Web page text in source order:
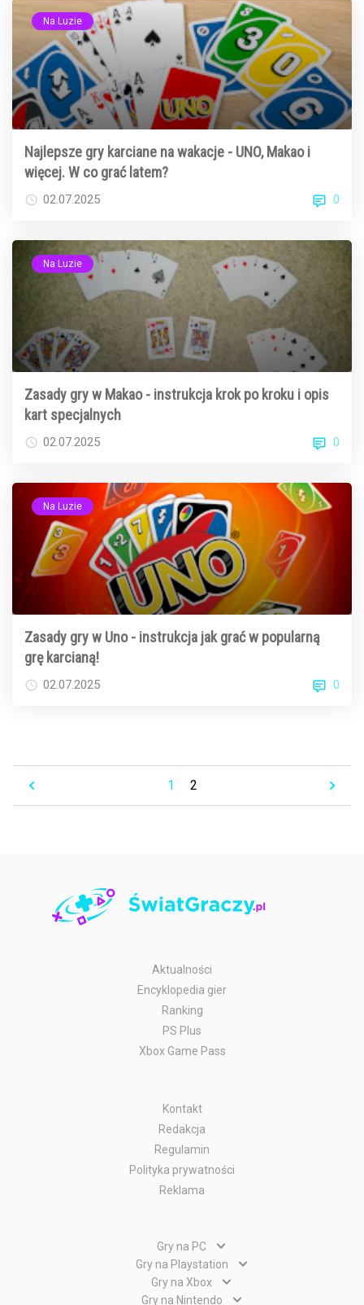
Na Luzie
Najlepsze gry karciane na wakacje - UNO, Makao i
więcej. W co grać latem?
02.07.2025 0
Na Luzie
Zasady gry w Makao - instrukcja krok po kroku i opis
kart specjalnych
02.07.2025 0
Na Luzie
Zasady gry w Uno - instrukcja jak grać w popularną
grę karcianą!
02.07.2025 0
1 2
Aktualności
Encyklopedia gier
Ranking
PS Plus
Xbox Game Pass
Kontakt
Redakcja
Regulamin
Polityka prywatności
Reklama
Gry na PC
Gry PC
Gry WWW
Gry na Playstation
Gry PlayStation 5
Gry PlayStation 4
Gry na Xbox
Gry Xbox Series X
Gry na Nintendo